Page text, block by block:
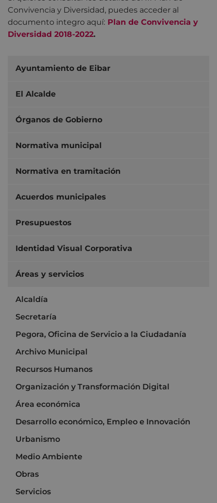
Convivencia y Diversidad, puedes acceder al
documento integro aquí: Plan de Convivencia y
Diversidad 2018-2022.
Ayuntamiento de Eibar
El Alcalde
Órganos de Gobierno
Normativa municipal
Normativa en tramitación
Acuerdos municipales
Presupuestos
Identidad Visual Corporativa
Áreas y servicios
Alcaldía
Secretaría
Pegora, Oficina de Servicio a la Ciudadanía
Archivo Municipal
Recursos Humanos
Organización y Transformación Digital
Área económica
Desarrollo económico, Empleo e Innovación
Urbanismo
Medio Ambiente
Obras
Servicios